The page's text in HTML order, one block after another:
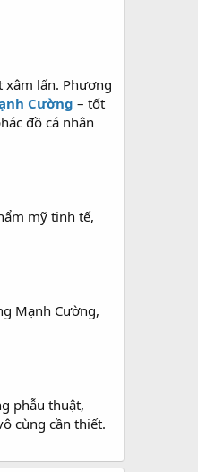
xâm lấn. Phương
Cường – tốt
đồ cá nhân
mỹ tinh tế,
Mạnh Cường,
phẫu thuật,
cùng cần thiết.